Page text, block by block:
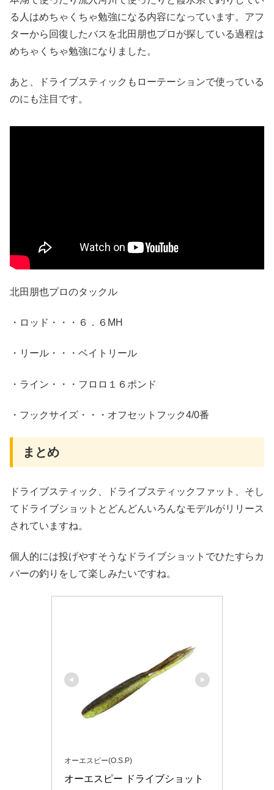
る人はめちゃくちゃ勉強になる内容になっています。アフ
ターから回復したバスを北田朋也プロが探している過程は
めちゃくちゃ勉強になりました。
あと、ドライブスティックもローテーションで使っている
のにも注目です。
北田朋也プロのタックル
・ロッド・・・６．６MH
・リール・・・ベイトリール
・ライン・・・フロロ１６ポンド
・フックサイズ・・・オフセットフック4/0番
まとめ
ドライブスティック、ドライブスティックファット、そし
てドライブショットとどんどんいろんなモデルがリリース
されていますね。
個人的には投げやすそうなドライブショットでひたすらカ
バーの釣りをして楽しみたいですね。
オーエスピー(O.S.P)
オーエスピー ドライブショット